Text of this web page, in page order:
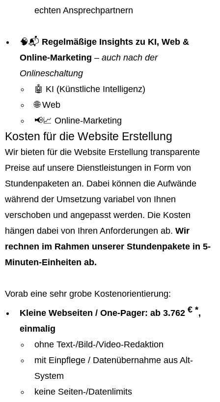
echten Ansprechpartnern
🧠📬 Regelmäßige Insights zu KI, Web &
Online-Marketing – auch nach der
Onlineschaltung
🤖 KI (Künstliche Intelligenz)
🌐 Web
📢📈 Online-Marketing
Kosten für die Website Erstellung
Wir bieten für die Website Erstellung transparente
Preise auf unsere Dienstleistungen in Form von
Stundenpaketen an. Dabei können die Aufwände
während der Umsetzung variabel von Ihnen
verschoben und angepasst werden. Die Kosten
hängen dabei von Ihren Anforderungen ab. Wir
rechnen im Rahmen unserer Stundenpakete in 5-
Minuten-Einheiten ab.
Vorab eine sehr grobe Kostenorientierung:
Kleine Webseiten / One-Pager: ab 3.762 € *,
einmalig
ohne Text-/Bild-/Video-Redaktion
mit Einpflege / Datenübernahme aus Alt-
System
keine Seiten-/Datenlimits